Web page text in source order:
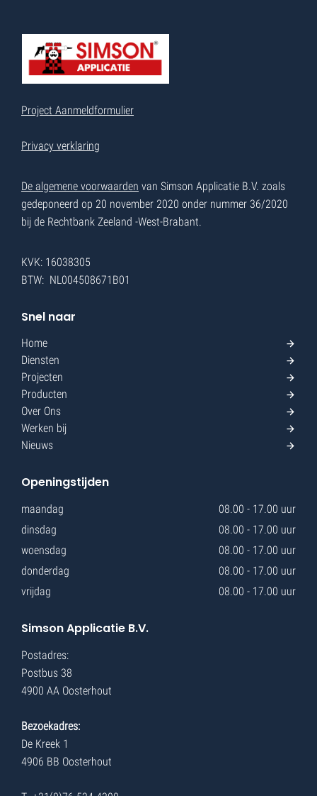
Project Aanmeldformulier
Privacy verklaring
De algemene voorwaarden van Simson Applicatie B.V. zoals
gedeponeerd op 20 november 2020 onder nummer 36/2020
bij de Rechtbank Zeeland -West-Brabant.
KVK: 16038305
BTW: NL004508671B01
Snel naar
Home
Diensten
Projecten
Producten
Over Ons
Werken bij
Nieuws
Openingstijden
maandag
08.00 - 17.00 uur
dinsdag
08.00 - 17.00 uur
woensdag
08.00 - 17.00 uur
donderdag
08.00 - 17.00 uur
vrijdag
08.00 - 17.00 uur
Simson Applicatie B.V.
Postadres:
Postbus 38
4900 AA Oosterhout
Bezoekadres:
De Kreek 1
4906 BB Oosterhout